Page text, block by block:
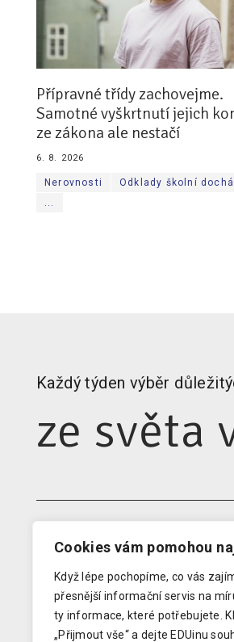
Cookies vám pomohou
Když lépe pochopíme, co vás
přesnější informační servis na
ty informace, které potřebujete.
„Přijmout vše“ a dejte EDUinu
Přípravné třídy zachovejme.
Samotné vyškrtnutí jejich
ze zákona ale nestačí
6. 8. 2026
Nerovnosti
Odklady školní
...
Každý týden výběr
ze světa
EDUIN
Domovská stránka
Kontakty pro média
Analýzy